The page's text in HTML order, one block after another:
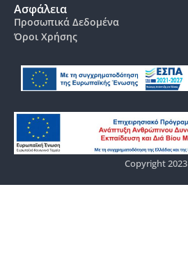
Ασφάλεια
Προσωπικά Δεδομένα
Όροι Χρήσης
Copyright 2023